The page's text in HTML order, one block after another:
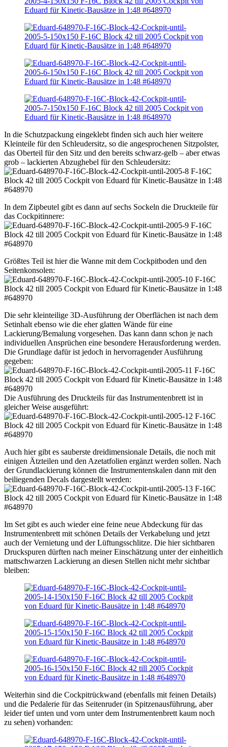
In die Schutzpackung eingeklebt finden sich auch hier weitere
Kleinteile für den Schleudersitz, so die angesprochenen Sitzpolster,
das Oberteil für den Sitz und den bereits schwarz-gelb – aber etwas
grob – lackierten Abzughebel für den Schleudersitz:
In dem Zipbeutel gibt es dann auf sechs Sockeln die Druckteile für
das Cockpitinnere:
Größtes Teil ist hier die Wanne mit dem Cockpitboden und den
Seitenkonsolen:
Die sehr kleinteilige 3D-Ausführung der Oberflächen ist nach dem
Setinhalt ebenso wie die eher glatten Wände für eine
Lackierung/Bemalung vorgesehen. Das kann dann schon je nach
individuellen Ansprüchen eine besondere Herausforderung werden.
Die Grundlage dafür ist jedoch in hervorragender Ausführung
gegeben:
Die Ausführung des Druckteils für das Instrumentenbrett ist in
gleicher Weise ausgeführt:
Auch hier gibt es sauberste dreidimensionale Details, die noch mit
einigen Ätzteilen und den Azetatfolien ergänzt werden sollen. Nach
der Grundlackierung können die Instrumentenskalen dann mit den
beiliegenden Decals dargestellt werden:
Im Set gibt es auch wieder eine feine neue Abdeckung für das
Instrumentenbrett mit schönen Details der Verkabelung und jetzt
auch der Vernietung und der Lüftungsschlitze. Die hier sichtbaren
Druckspuren dürften nach meiner Einschätzung unter der einheitlich
mattschwarzen Lackierung an diesen Stellen nicht mehr sichtbar
bleiben:
Weiterhin sind die Cockpitrückwand (ebenfalls mit feinen Details)
und die Pedalerie für das Seitenruder (in Spitzenausführung, aber
leider tief unten und vorn unter dem Instrumentenbrett kaum noch
zu sehen) vorhanden: